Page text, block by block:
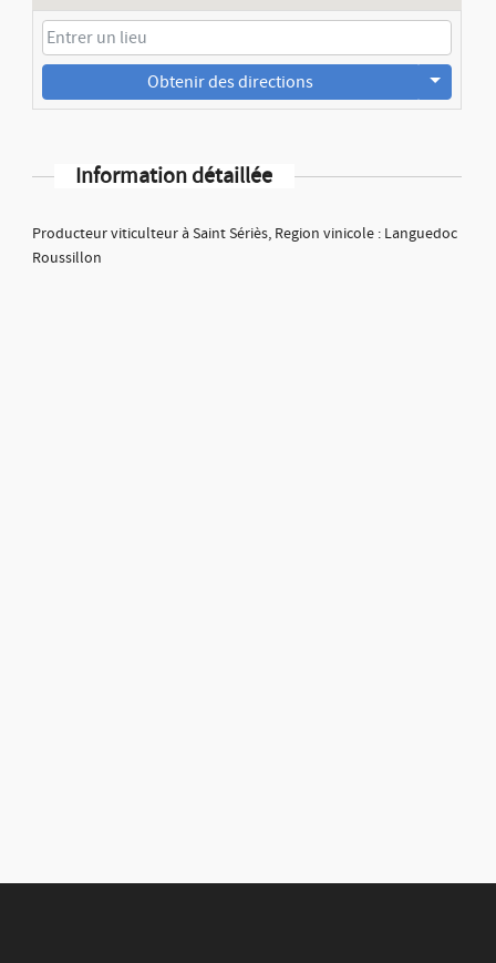
Obtenir des directions
Information détaillée
Producteur viticulteur à Saint Sériès, Region vinicole : Languedoc
Roussillon